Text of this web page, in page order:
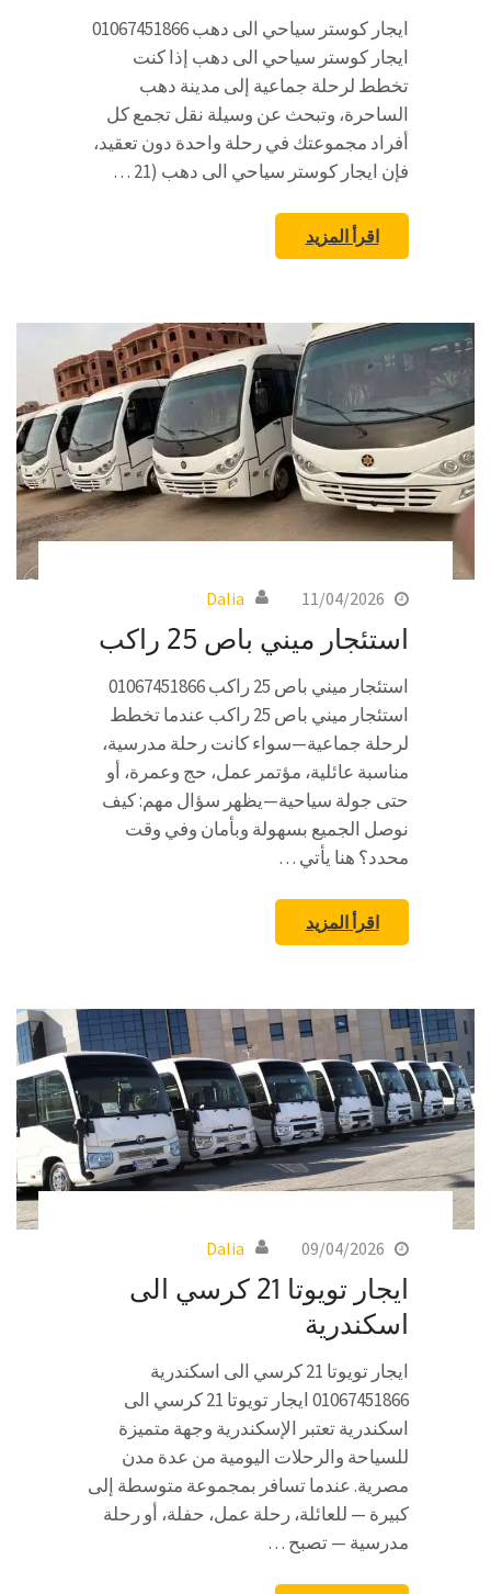
ايجار كوستر سياحي الى دهب 01067451866
ايجار كوستر سياحي الى دهب إذا كنت
تخطط لرحلة جماعية إلى مدينة دهب
الساحرة، وتبحث عن وسيلة نقل تجمع كل
أفراد مجموعتك في رحلة واحدة دون تعقيد،
فإن ايجار كوستر سياحي الى دهب (21 …
اقرأ المزيد
11/04/2026
Dalia
استئجار ميني باص 25 راكب
استئجار ميني باص 25 راكب 01067451866
استئجار ميني باص 25 راكب عندما تخطط
لرحلة جماعية—سواء كانت رحلة مدرسية،
مناسبة عائلية، مؤتمر عمل، حج وعمرة، أو
حتى جولة سياحية—يظهر سؤال مهم: كيف
نوصل الجميع بسهولة وبأمان وفي وقت
محدد؟ هنا يأتي …
اقرأ المزيد
09/04/2026
Dalia
ايجار تويوتا 21 كرسي الى
اسكندرية
ايجار تويوتا 21 كرسي الى اسكندرية
01067451866 ايجار تويوتا 21 كرسي الى
اسكندرية تعتبر الإسكندرية وجهة متميزة
للسياحة والرحلات اليومية من عدة مدن
مصرية. عندما تسافر بمجموعة متوسطة إلى
كبيرة — للعائلة، رحلة عمل، حفلة، أو رحلة
مدرسية — تصبح …